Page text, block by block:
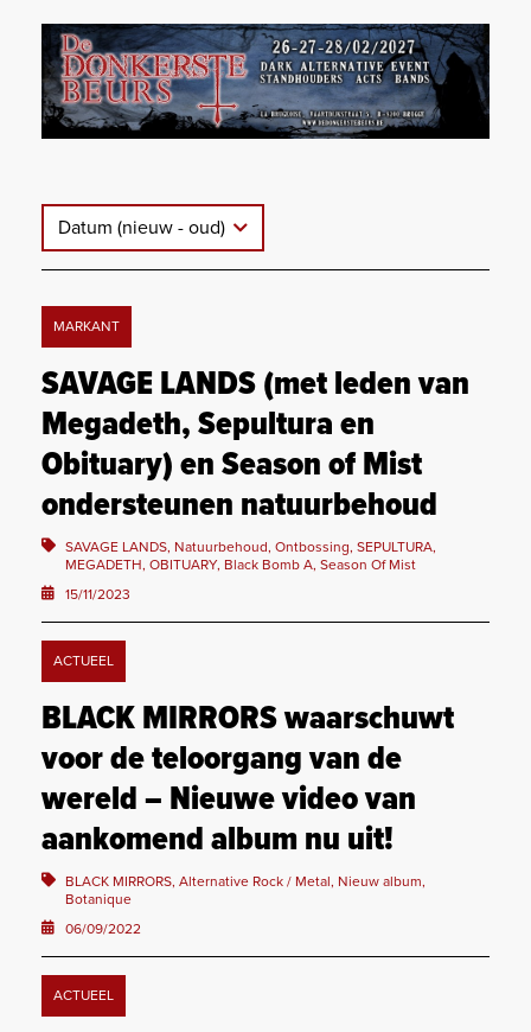
Datum (nieuw - oud)
MARKANT
SAVAGE LANDS (met leden van
Megadeth, Sepultura en
Obituary) en Season of Mist
ondersteunen natuurbehoud
SAVAGE LANDS, Natuurbehoud, Ontbossing, SEPULTURA,
MEGADETH, OBITUARY, Black Bomb A, Season Of Mist
15/11/2023
ACTUEEL
BLACK MIRRORS waarschuwt
voor de teloorgang van de
wereld – Nieuwe video van
aankomend album nu uit!
BLACK MIRRORS, Alternative Rock / Metal, Nieuw album,
Botanique
06/09/2022
ACTUEEL